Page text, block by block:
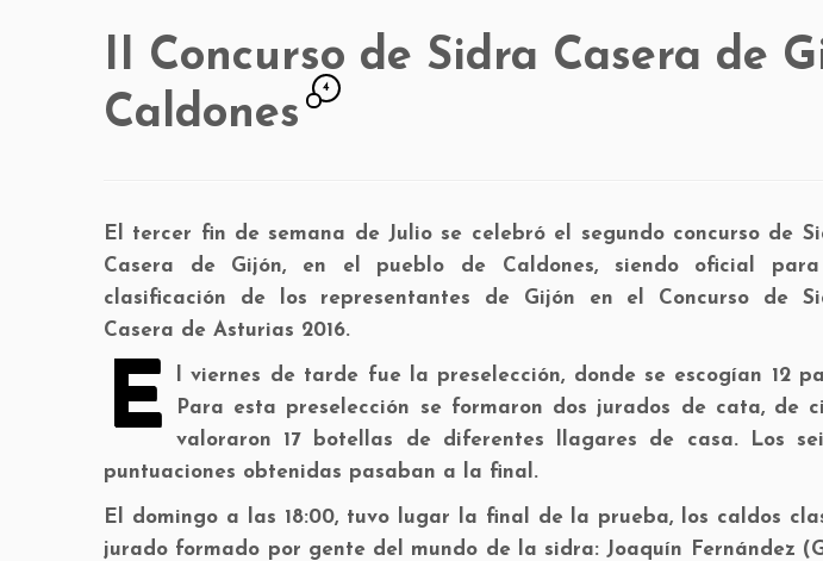
II Concurso de Sidra Casera de
Caldones
4
El tercer fin de semana de Julio se celebró el segundo concurso de
Casera de Gijón, en el pueblo de Caldones, siendo oficial
clasificación de los representantes de Gijón en el Concurso de
Casera de Asturias 2016.
E
l viernes de tarde fue la preselección, donde se escogían 12
Para esta preselección se formaron dos jurados de cata, de
valoraron 17 botellas de diferentes llagares de casa. Los
puntuaciones obtenidas pasaban a la final.
El domingo a las 18:00, tuvo lugar la final de la prueba, los caldos
jurado formado por gente del mundo de la sidra: Joaquín Fernández